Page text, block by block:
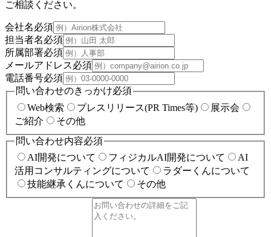
ご相談ください。
会社名必須
担当者名必須
所属部署必須
メールアドレス必須
電話番号必須
問い合わせのきっかけ必須
Web検索
プレスリリース(PR Times等)
展示会
ご紹介
その他
問い合わせ内容必須
AI開発について
フィジカルAI開発について
AI
活用コンサルティングについて
ラダーくんについて
技能継承くんについて
その他